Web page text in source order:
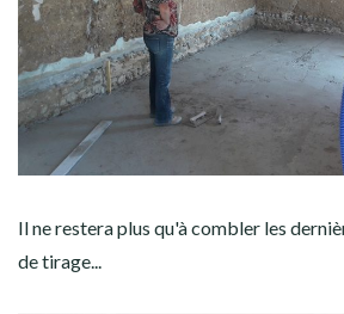
Il ne restera plus qu'à combler les
de tirage...